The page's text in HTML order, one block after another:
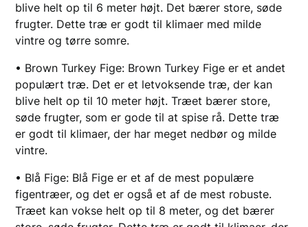
blive helt op til 6 meter højt. Det bærer store, søde
frugter. Dette træ er godt til klimaer med milde
vintre og tørre somre.
• Brown Turkey Fige: Brown Turkey Fige er et andet
populært træ. Det er et letvoksende træ, der kan
blive helt op til 10 meter højt. Træet bærer store,
søde frugter, som er gode til at spise rå. Dette træ
er godt til klimaer, der har meget nedbør og milde
vintre.
• Blå Fige: Blå Fige er et af de mest populære
figentræer, og det er også et af de mest robuste.
Træet kan vokse helt op til 8 meter, og det bærer